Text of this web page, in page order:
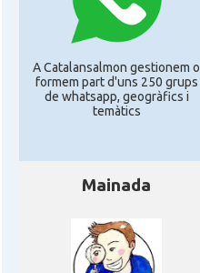
A Catalansalmon gestionem o
formem part d'uns 250 grups
de whatsapp, geogràfics i
temàtics
Mainada